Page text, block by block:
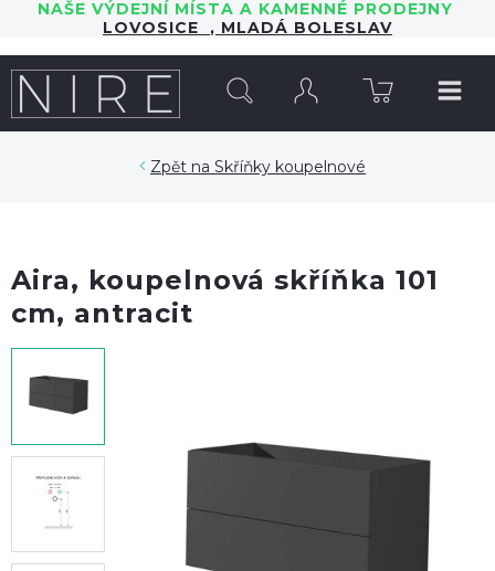
NAŠE VÝDEJNÍ MÍSTA A KAMENNÉ PRODEJNY
LOVOSICE , MLADÁ BOLESLAV
Skříňky koupelnové
Aira, koupelnová skříňka 101
cm, antracit